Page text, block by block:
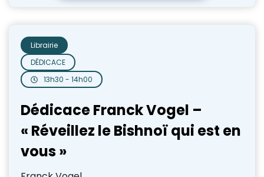
13h30 - 14h00
DÉDICACE
Librairie
Dédicace Franck Vogel –
« Réveillez le Bishnoï qui est en
vous »